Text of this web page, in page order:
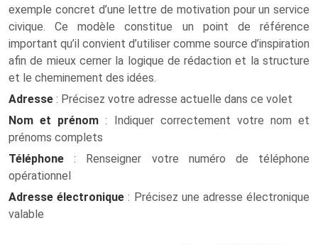
exemple concret d’une lettre de motivation pour un service
civique. Ce modèle constitue un point de référence
important qu’il convient d’utiliser comme source d’inspiration
afin de mieux cerner la logique de rédaction et la structure
et le cheminement des idées.
Adresse : Précisez votre adresse actuelle dans ce volet
Nom et prénom : Indiquer correctement votre nom et
prénoms complets
Téléphone : Renseigner votre numéro de téléphone
opérationnel
Adresse électronique : Précisez une adresse électronique
valable